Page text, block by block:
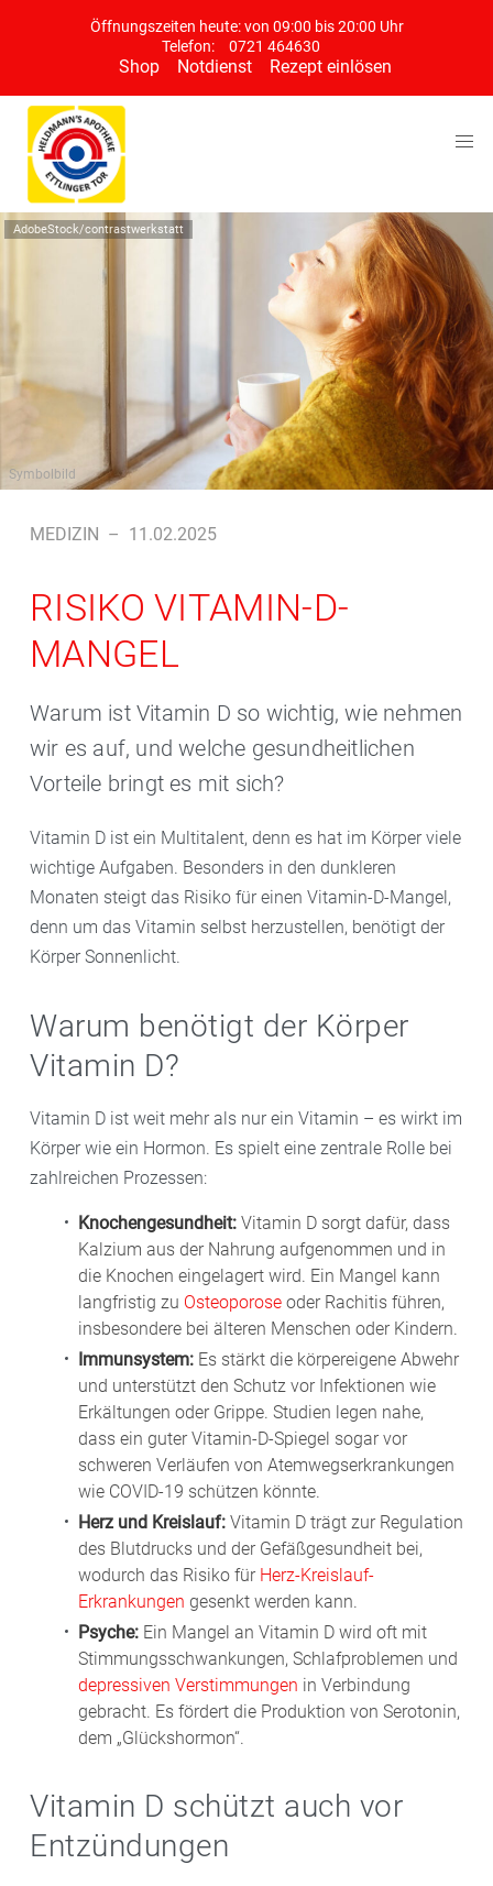
Öffnungszeiten heute: von 09:00 bis 20:00 Uhr
Telefon:
0721 464630
Shop Notdienst Rezept einlösen
AdobeStock/contrastwerkstatt
Symbolbild
MEDIZIN – 11.02.2025
RISIKO VITAMIN-D-
MANGEL
Warum ist Vitamin D so wichtig, wie nehmen
wir es auf, und welche gesundheitlichen
Vorteile bringt es mit sich?
Vitamin D ist ein Multitalent, denn es hat im Körper viele
wichtige Aufgaben. Besonders in den dunkleren
Monaten steigt das Risiko für einen Vitamin-D-Mangel,
denn um das Vitamin selbst herzustellen, benötigt der
Körper Sonnenlicht.
Warum benötigt der Körper
Vitamin D?
Vitamin D ist weit mehr als nur ein Vitamin – es wirkt im
Körper wie ein Hormon. Es spielt eine zentrale Rolle bei
zahlreichen Prozessen:
Knochengesundheit: Vitamin D sorgt dafür, dass
Kalzium aus der Nahrung aufgenommen und in
die Knochen eingelagert wird. Ein Mangel kann
langfristig zu Osteoporose oder Rachitis führen,
insbesondere bei älteren Menschen oder Kindern.
Immunsystem: Es stärkt die körpereigene Abwehr
und unterstützt den Schutz vor Infektionen wie
Erkältungen oder Grippe. Studien legen nahe,
dass ein guter Vitamin-D-Spiegel sogar vor
schweren Verläufen von Atemwegserkrankungen
wie COVID-19 schützen könnte.
Herz und Kreislauf: Vitamin D trägt zur Regulation
des Blutdrucks und der Gefäßgesundheit bei,
wodurch das Risiko für Herz-Kreislauf-
Erkrankungen gesenkt werden kann.
Psyche: Ein Mangel an Vitamin D wird oft mit
Stimmungsschwankungen, Schlafproblemen und
depressiven Verstimmungen in Verbindung
gebracht. Es fördert die Produktion von Serotonin,
dem „Glückshormon“.
Vitamin D schützt auch vor
Entzündungen